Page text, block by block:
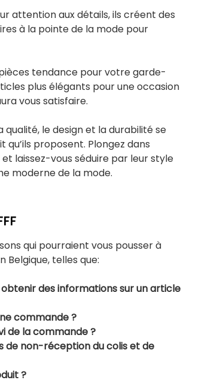
attention aux détails, ils créent des
à la pointe de la mode pour
tendance pour votre garde-
plus élégants pour une occasion
vous satisfaire.
qualité, le design et la durabilité se
proposent. Plongez dans
et laissez-vous séduire par leur style
moderne de la mode.
qui pourraient vous pousser à
Belgique, telles que:
des informations sur un article
commande ?
de la commande ?
de non-réception du colis et de
?